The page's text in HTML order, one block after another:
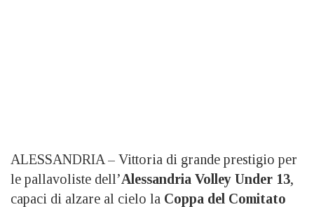
ALESSANDRIA – Vittoria di grande prestigio per
le pallavoliste dell’Alessandria Volley Under 13,
capaci di alzare al cielo la Coppa del Comitato